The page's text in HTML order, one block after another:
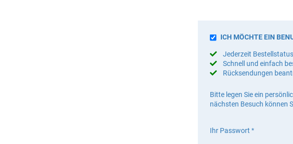
ICH MÖCHTE EIN
Jederzeit
Schnell und einfach
Rücksendungen
Bitte legen Sie ein
nächsten Besuch können
Ihr Passwort